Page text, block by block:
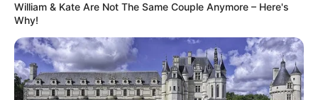
William & Kate Are Not The Same Couple Anymore – Here's
Why!